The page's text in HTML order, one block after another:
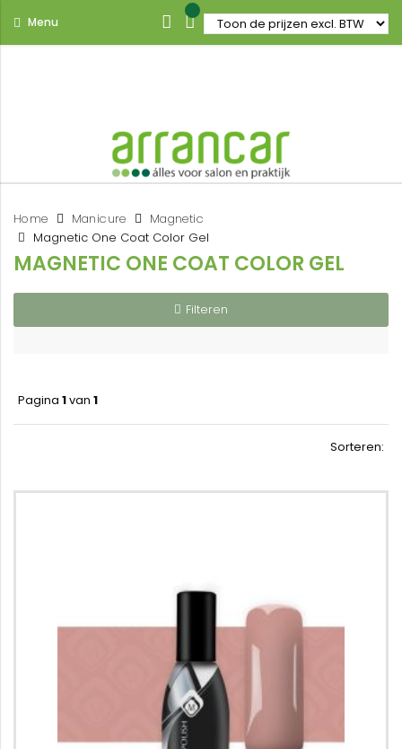
Menu
Home Manicure
Magnetic
Magnetic One Coat Color Gel
MAGNETIC ONE COAT COLOR GEL
Filteren
Pagina 1van 1
Sorteren: